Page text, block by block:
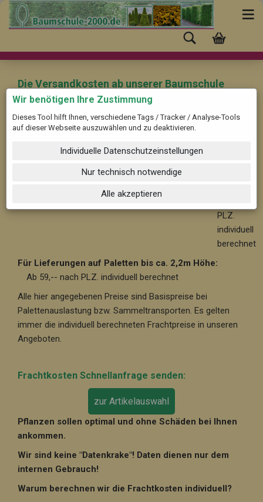
Die Versandkosten ab unserer Baumschule
(Pinneberg) nach "Höslwang" mit der PLZ:
83129 betragen:
59,-- im Nahbereich bis 30 km, nach PLZ. individuell
PLZ.
individuell
berechnet
Für Lieferungen auf Paletten bis ca. 2,2m Höhe:
Ab 59,-- nach PLZ. individuell berechnet
Alle hier angegebenen Preise sind Basispreise bei
Palettenauslastung bzw. Sammeltransporten. Es gelten
immer die individuell berechneten Frachtpreise in unseren
Angeboten.
Frachtkosten Schnellanfrage senden:
zur Artikelauswahl
Pflanzen sollen optimal und ohne Schäden bei Ihnen
ankommen.
Wir sind keine "Datenkrake"! Daten dienen nur dem
internen Gebrauch!
Warum berechnen wir die Frachtkosten individuell?
Wir benötigen Ihre Zustimmung
Dieses Tool hilft Ihnen, verschiedene Tags / Tracker / Analyse-Tools
auf dieser Webseite auszuwählen und zu deaktivieren.
Individuelle Datenschutzeinstellungen
Nur technisch notwendige
Alle akzeptieren